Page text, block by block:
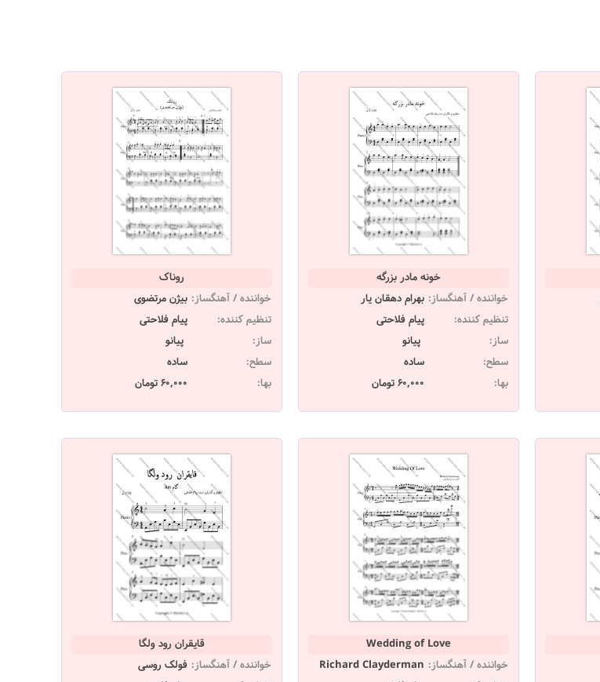
خونه مادر بزرگه
خواننده / آهنگساز: بهرام دهقان یار
تنظیم کننده:
پیام فلاحتی
ساز:
پیانو
سطح:
ساده
بها:
60,000 تومان
روناک
خواننده / آهنگساز: بیژن مرتضوی
تنظیم کننده:
پیام فلاحتی
ساز:
پیانو
سطح:
ساده
بها:
60,000 تومان
Wedding of Love
خواننده / آهنگساز: Richard Clayderman
قایقران رود ولگا
خواننده / آهنگساز: فولک روسی